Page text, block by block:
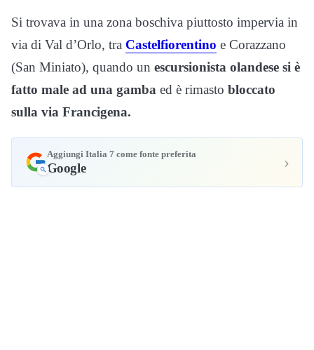
Si trovava in una zona boschiva piuttosto impervia in
via di Val d’Orlo, tra Castelfiorentino e Corazzano
(San Miniato), quando un escursionista olandese si è
fatto male ad una gamba ed è rimasto bloccato
sulla via Francigena.
Aggiungi Italia 7 come fonte preferita
Google ›